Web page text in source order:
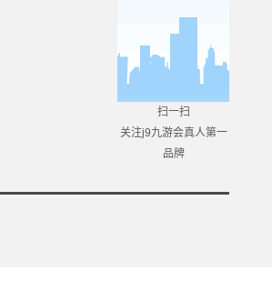
扫一扫
关注j9九游会真人第一
品牌